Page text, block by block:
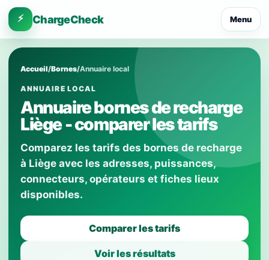
⚡ ChargeCheck Menu
Accueil/Bornes/Annuaire local
ANNUAIRE LOCAL
Annuaire bornes de recharge
Liège - comparer les tarifs
Comparez les tarifs des bornes de recharge
à Liège avec les adresses, puissances,
connecteurs, opérateurs et fiches lieux
disponibles.
Comparer les tarifs
Voir les résultats